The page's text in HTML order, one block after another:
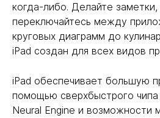
когда-либо. Делайте заметки,
переключайтесь между
круговых диаграмм до
iPad создан для всех видов
iPad обеспечивает большую
помощью сверхбыстрого
Neural Engine и возможности